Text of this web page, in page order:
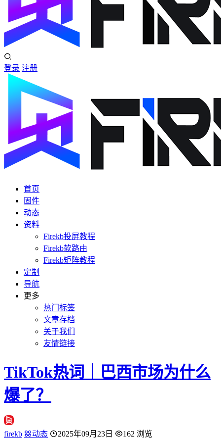
登录 注册
首页
固件
动态
资料
Firekb投屏教程
Firekb软路由
Firekb矩阵教程
定制
导航
更多
热门标签
文章存档
关于我们
友情链接
TikTok热词｜巴西市场为什么
爆了？
firekb 动态 2025年09月23日
162 浏览